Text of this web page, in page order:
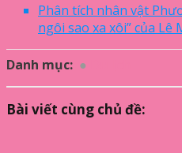
Phân tích nhân vật
ngôi sao xa xôi” của Lê
Danh mục:
Bài viết cùng chủ đề: